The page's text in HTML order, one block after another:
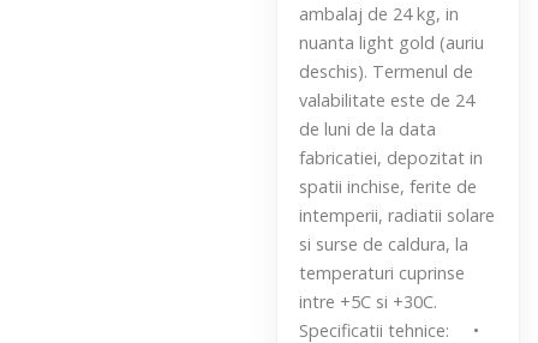
ambalaj de 24 kg, in
nuanta light gold (auriu
deschis). Termenul de
valabilitate este de 24
de luni de la data
fabricatiei, depozitat in
spatii inchise, ferite de
intemperii, radiatii solare
si surse de caldura, la
temperaturi cuprinse
intre +5C si +30C.
Specificatii tehnice: •